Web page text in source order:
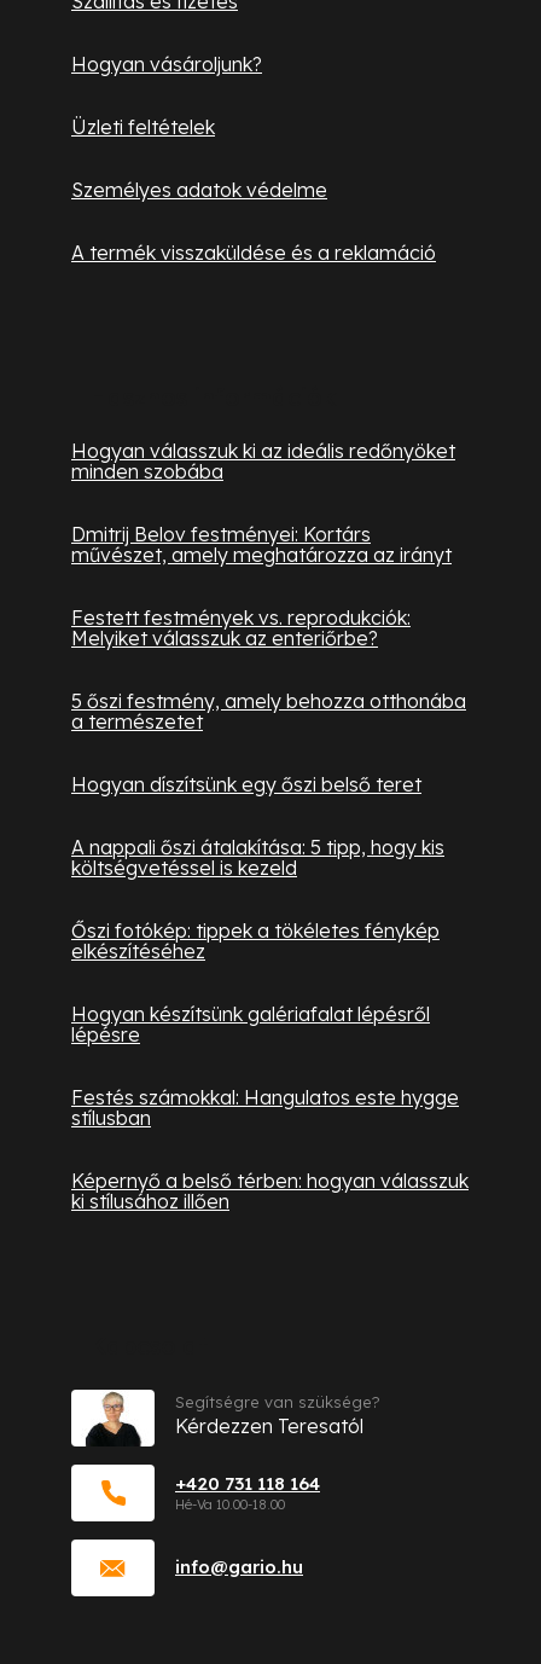
Hogyan vásároljunk?
Üzleti feltételek
Személyes adatok védelme
A termék visszaküldése és a reklamáció
Hogyan válasszuk ki az ideális redőnyöket
minden szobába
Dmitrij Belov festményei: Kortárs
művészet, amely meghatározza az irányt
Festett festmények vs. reprodukciók:
Melyiket válasszuk az enteriőrbe?
5 őszi festmény, amely behozza otthonába
a természetet
Hogyan díszítsünk egy őszi belső teret
A nappali őszi átalakítása: 5 tipp, hogy kis
költségvetéssel is kezeld
Őszi fotókép: tippek a tökéletes fénykép
elkészítéséhez
Hogyan készítsünk galériafalat lépésről
lépésre
Festés számokkal: Hangulatos este hygge
stílusban
Képernyő a belső térben: hogyan válasszuk
ki stílusához illően
info@gario.hu
+420 731 118 164
Segítségre van szüksége?
Kérdezzen Teresatól